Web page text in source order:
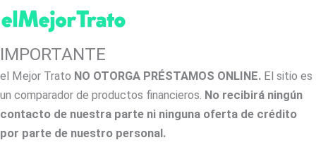
IMPORTANTE
el Mejor Trato NO OTORGA PRÉSTAMOS ONLINE. El sitio es
un comparador de productos financieros. No recibirá ningún
contacto de nuestra parte ni ninguna oferta de crédito
por parte de nuestro personal.